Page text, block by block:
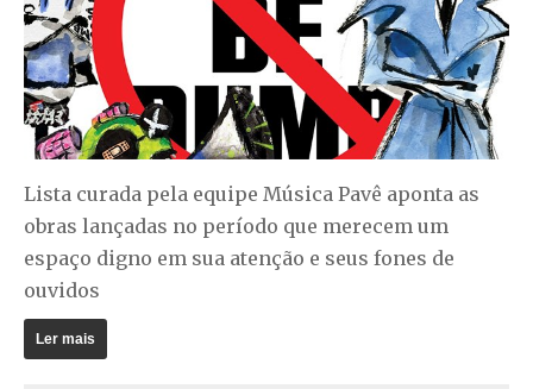
Lista curada pela equipe Música Pavê aponta as
obras lançadas no período que merecem um
espaço digno em sua atenção e seus fones de
ouvidos
Ler mais